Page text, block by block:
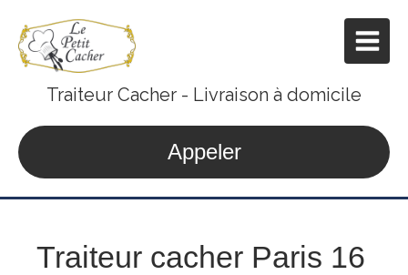
Traiteur Cacher - Livraison à domicile
Appeler
Traiteur cacher Paris 16